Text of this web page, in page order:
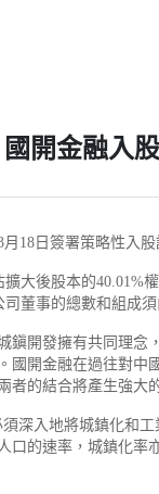
開金融入
18日簽署策略性入股
大後股本的40.01%
董事的總數和組成
開發擁有共同理念
開金融在過往對中
的結合將產生強大
深入地將城鎮化和
的速率，城鎮化率